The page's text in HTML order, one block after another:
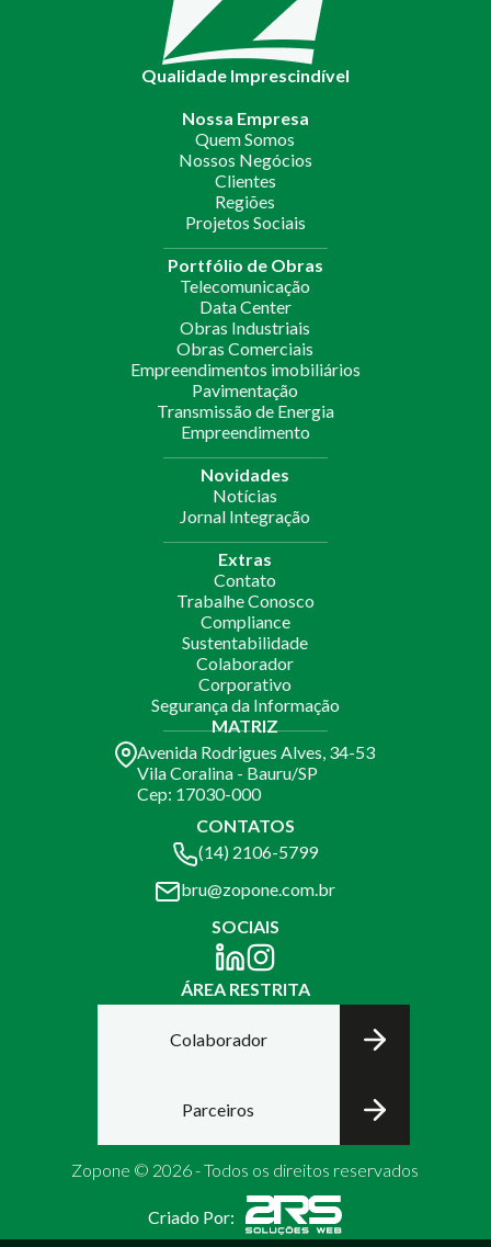
Qualidade Imprescindível
Nossa Empresa
Quem Somos
Nossos Negócios
Clientes
Regiões
Projetos Sociais
Portfólio de Obras
Telecomunicação
Data Center
Obras Industriais
Obras Comerciais
Empreendimentos imobiliários
Pavimentação
Transmissão de Energia
Empreendimento
Novidades
Notícias
Jornal Integração
Extras
Contato
Trabalhe Conosco
Compliance
Sustentabilidade
Colaborador
Corporativo
Segurança da Informação
MATRIZ
Avenida Rodrigues Alves, 34-53
Vila Coralina - Bauru/SP
Cep: 17030-000
CONTATOS
(14) 2106-5799
bru@zopone.com.br
SOCIAIS
ÁREA RESTRITA
Colaborador
Parceiros
Zopone © 2026 - Todos os direitos reservados
Criado Por: